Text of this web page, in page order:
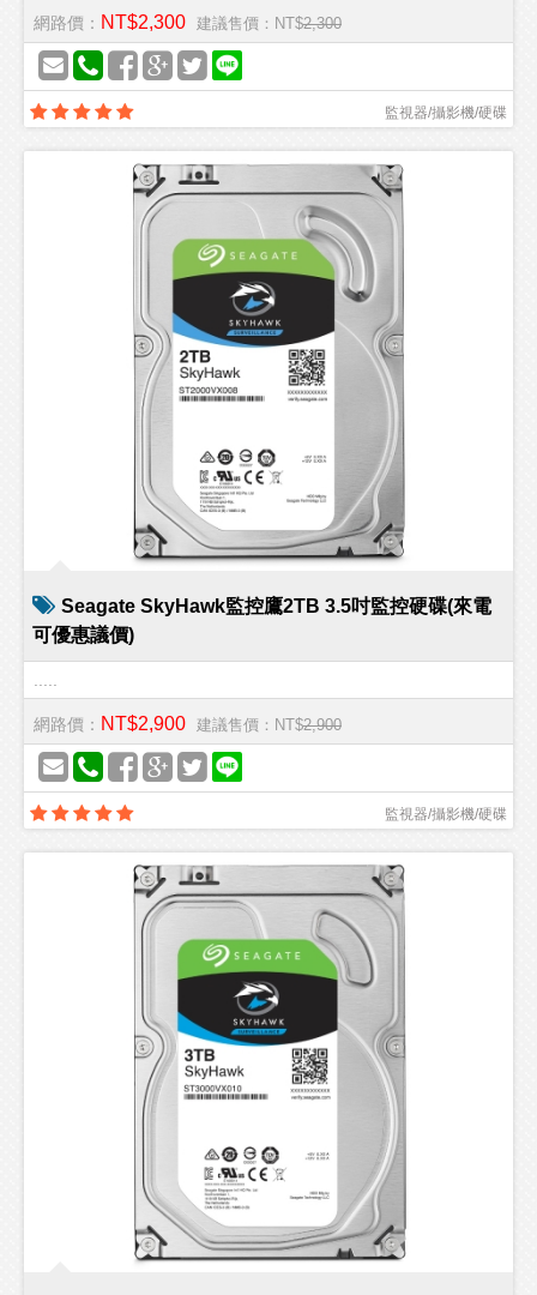
網路價： NT$2,300 建議售價：NT$2,300
監視器/攝影機/硬碟
Seagate SkyHawk監控鷹2TB 3.5吋監控硬碟(來電
可優惠議價)
網路價： NT$2,900 建議售價：NT$2,900
監視器/攝影機/硬碟